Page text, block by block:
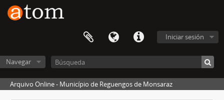
Iniciar sesión
Navegar
Arquivo Online - Município de Reguengos de Monsaraz